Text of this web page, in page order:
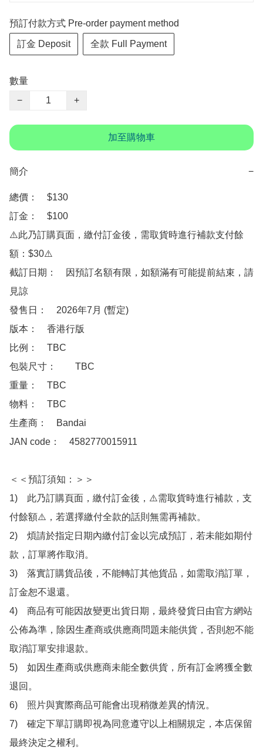
預訂付款方式 Pre-order payment method
訂金 Deposit 全款 Full Payment
數量
−
+
加至購物車
簡介 −
總價：　$130
訂金：　$100
⚠️此乃訂購頁面，繳付訂金後，需取貨時進行補款支付餘
額：$30⚠️
截訂日期：　因預訂名額有限，如額滿有可能提前結束，請
見諒
發售日：　2026年7月 (暫定)
版本：　香港行版
比例：　TBC
包裝尺寸：　	TBC
重量：　TBC
物料：　TBC
生產商：　Bandai
JAN code：　4582770015911
＜＜預訂須知：＞＞
1)　此乃訂購頁面，繳付訂金後，⚠️需取貨時進行補款，支
付餘額⚠️，若選擇繳付全款的話則無需再補款。
2)　煩請於指定日期內繳付訂金以完成預訂，若未能如期付
款，訂單將作取消。
3)　落實訂購貨品後，不能轉訂其他貨品，如需取消訂單，
訂金恕不退還。
4)　商品有可能因故變更出貨日期，最終發貨日由官方網站
公佈為準，除因生產商或供應商問題未能供貨，否則恕不能
取消訂單安排退款。
5)　如因生產商或供應商未能全數供貨，所有訂金將獲全數
退回。
6)　照片與實際商品可能會出現稍微差異的情況。
7)　確定下單訂購即視為同意遵守以上相關規定，本店保留
最終決定之權利。